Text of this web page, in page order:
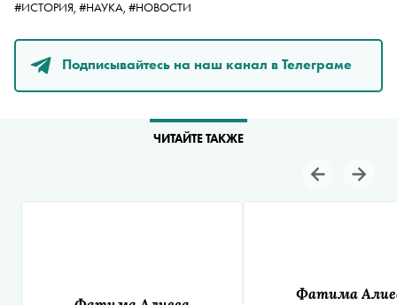
#ИСТОРИЯ, #НАУКА, #НОВОСТИ
Подписывайтесь на наш канал в Телеграме
ЧИТАЙТЕ ТАКЖЕ
Фатима